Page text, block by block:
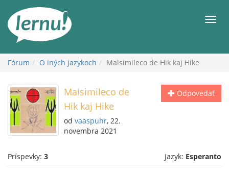
obsah
Fórum O iných jazykoch Malsimileco de Hik kaj Hike
Odpovedať
Malsimileco de
Hik kaj Hike
od vaaspuhr, 22.
novembra 2021
Príspevky: 3 Jazyk: Esperanto